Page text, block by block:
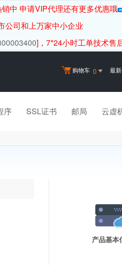
中 申请VIP代理还有更多优惠哦
公司和上万家中小企业
]，7*24小时工单技术售
购物车 0 最
序 SSL证书 邮局 云虚
产品基本